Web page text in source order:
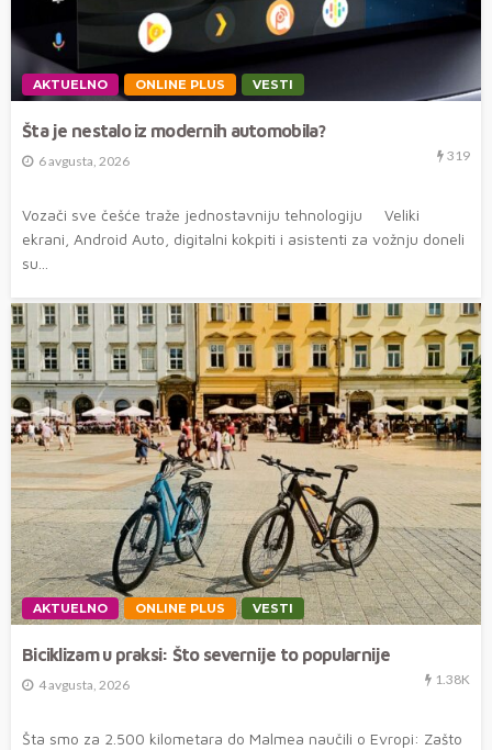
AKTUELNO ONLINE PLUS VESTI
Šta je nestalo iz modernih automobila?
6 avgusta, 2026 319
Vozači sve češće traže jednostavniju tehnologiju Veliki
ekrani, Android Auto, digitalni kokpiti i asistenti za vožnju doneli
su...
AKTUELNO ONLINE PLUS VESTI
Biciklizam u praksi: Što severnije to popularnije
4 avgusta, 2026 1.38K
Šta smo za 2.500 kilometara do Malmea naučili o Evropi: Zašto